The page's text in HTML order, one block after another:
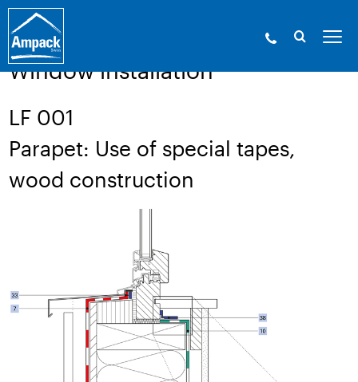
Ampack - The building shell experts. Since
1946.»Service
Window installation
LF 001
Parapet: Use of special tapes,
wood construction